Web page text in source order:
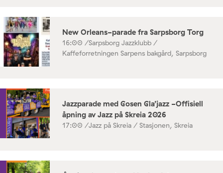
New Orleans-parade fra Sarpsborg Torg
16:00 /Sarpsborg Jazzklubb /
Kaffeforretningen Sarpens bakgård, Sarpsborg
Jazzparade med Gosen Gla’jazz -Offisiell
åpning av Jazz på Skreia 2026
17:00 /Jazz på Skreia / Stasjonen, Skreia